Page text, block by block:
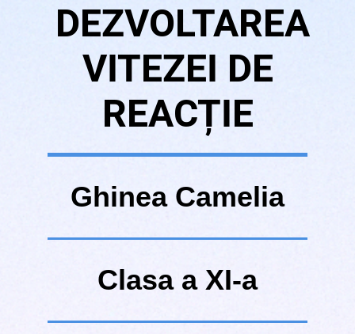
DEZVOLTAREA
VITEZEI DE
REACȚIE
Ghinea Camelia
Clasa a XI-a